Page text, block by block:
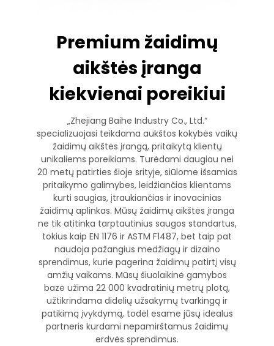
Premium žaidimų
aikštės įranga
kiekvienai poreikiui
„Zhejiang Baihe Industry Co., Ltd.“
specializuojasi teikdama aukštos kokybės vaikų
žaidimų aikštės įrangą, pritaikytą klientų
unikaliems poreikiams. Turėdami daugiau nei
20 metų patirties šioje srityje, siūlome išsamias
pritaikymo galimybes, leidžiančias klientams
kurti saugias, įtraukiančias ir inovacinias
žaidimų aplinkas. Mūsų žaidimų aikštės įranga
ne tik atitinka tarptautinius saugos standartus,
tokius kaip EN 1176 ir ASTM F1487, bet taip pat
naudoja pažangius medžiagų ir dizaino
sprendimus, kurie pagerina žaidimų patirtį visų
amžių vaikams. Mūsų šiuolaikinė gamybos
bazė užima 22 000 kvadratinių metrų plotą,
užtikrindama didelių užsakymų tvarkingą ir
patikimą įvykdymą, todėl esame jūsų idealus
partneris kurdami nepamirštamus žaidimų
erdvės sprendimus.